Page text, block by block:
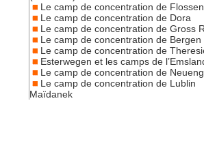
Le camp de concentration de
Le camp de concentration de Dora
Le camp de concentration de Gross
Le camp de concentration de Bergen
Le camp de concentration de
Esterwegen et les camps de
Le camp de concentration de
Le camp de concentration de Lublin
Maïdanek